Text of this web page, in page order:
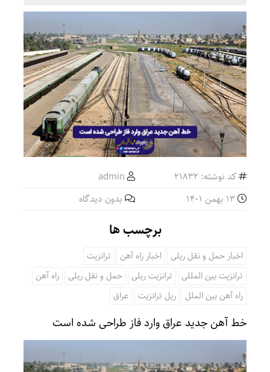
کد نوشته: 21832
admin
بدون دیدگاه
برچسب ها
اخبار حمل و نقل ریلی اخبار راه آهن
ترانزیت
ترانزیت بین المللی
ترانزیت ریلی حمل و نقل ریلی
راه آهن
راه آهن بین الملل
ریل ترانزیت عراق
خط آهن جدید عراق وارد فاز طراحی شده است